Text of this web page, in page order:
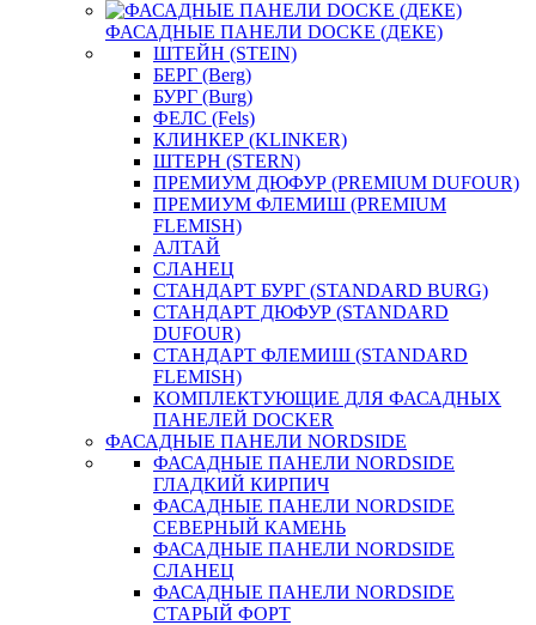
ФАСАДНЫЕ ПАНЕЛИ DOCKE (ДЕКЕ)
ШТЕЙН (STEIN)
БЕРГ (Berg)
БУРГ (Burg)
ФЕЛС (Fels)
КЛИНКЕР (KLINKER)
ШТЕРН (STERN)
ПРЕМИУМ ДЮФУР (PREMIUM DUFOUR)
ПРЕМИУМ ФЛЕМИШ (PREMIUM
FLEMISH)
АЛТАЙ
СЛАНЕЦ
СТАНДАРТ БУРГ (STANDARD BURG)
СТАНДАРТ ДЮФУР (STANDARD
DUFOUR)
СТАНДАРТ ФЛЕМИШ (STANDARD
FLEMISH)
КОМПЛЕКТУЮЩИЕ ДЛЯ ФАСАДНЫХ
ПАНЕЛЕЙ DOCKER
ФАСАДНЫЕ ПАНЕЛИ NORDSIDE
ФАСАДНЫЕ ПАНЕЛИ NORDSIDE
ГЛАДКИЙ КИРПИЧ
ФАСАДНЫЕ ПАНЕЛИ NORDSIDE
СЕВЕРНЫЙ КАМЕНЬ
ФАСАДНЫЕ ПАНЕЛИ NORDSIDE
СЛАНЕЦ
ФАСАДНЫЕ ПАНЕЛИ NORDSIDE
СТАРЫЙ ФОРТ